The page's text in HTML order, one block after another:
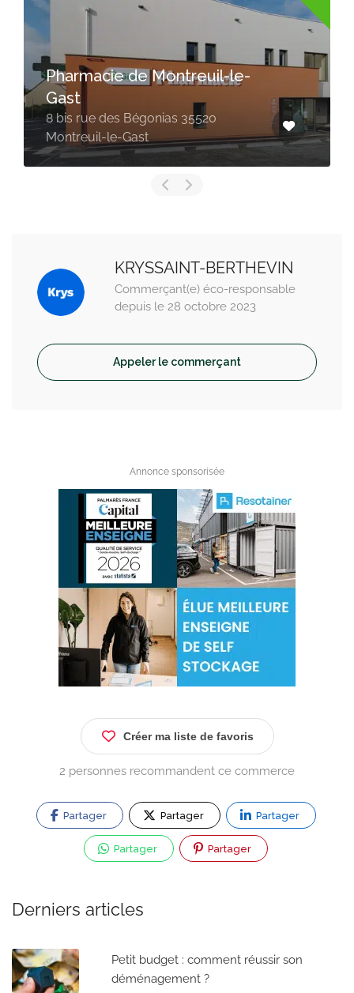
Pharmacie de Montreuil-le-
Gast
8 bis rue des Bégonias 35520
Montreuil-le-Gast
KRYSSAINT-BERTHEVIN
Commerçant(e) éco-responsable
depuis le 28 octobre 2023
Appeler le commerçant
Annonce sponsorisée
Créer ma liste de favoris
2 personnes recommandent ce commerce
Partager Partager Partager
Partager Partager
Derniers articles
Petit budget : comment réussir son
déménagement ?